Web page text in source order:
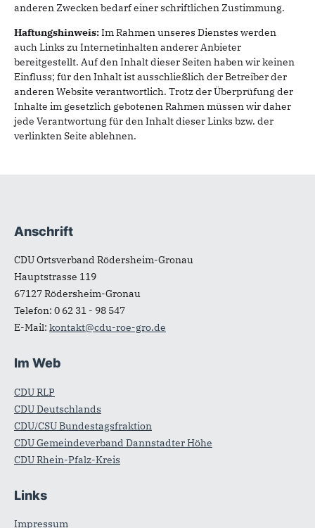
anderen Zwecken bedarf einer schriftlichen Zustimmung.
Haftungshinweis:Im Rahmen unseres Dienstes werden
auch Links zu Internetinhalten anderer Anbieter
bereitgestellt. Auf den Inhalt dieser Seiten haben wir keinen
Einfluss; für den Inhalt ist ausschließlich der Betreiber der
anderen Website verantwortlich. Trotz der Überprüfung der
Inhalte im gesetzlich gebotenen Rahmen müssen wir daher
jede Verantwortung für den Inhalt dieser Links bzw. der
verlinkten Seite ablehnen.
Fußbereich
Anschrift
CDU Ortsverband Rödersheim-Gronau
Hauptstrasse 119
67127Rödersheim-Gronau
Telefon: 0 62 31 - 98 547
E-Mail: kontakt@cdu-roe-gro.de
Im Web
CDU RLP
CDU Deutschlands
CDU/CSU Bundestagsfraktion
CDU Gemeindeverband Dannstadter Höhe
CDU Rhein-Pfalz-Kreis
Links
Impressum